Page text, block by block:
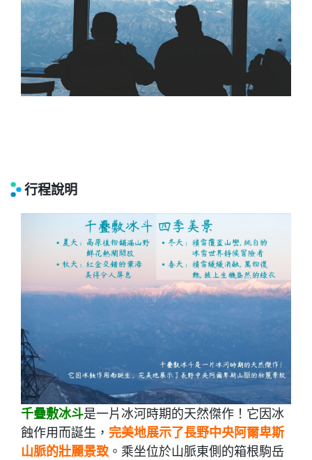
行程說明
千疊敷冰斗是一片冰河時期的天然傑作！它因冰
蝕作用而誕生， 完美地展示了長野中央阿爾卑斯
山脈的壯麗景致 。乘坐位於山脈東側的箱根駒岳